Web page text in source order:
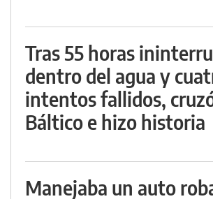
Tras 55 horas
dentro del agua y
intentos fallidos,
Báltico e hizo historia
Manejaba un auto